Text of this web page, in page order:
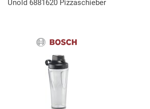
Unold 6881620 Pizzaschieber